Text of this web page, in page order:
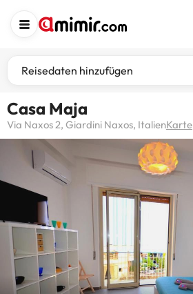
Reisedaten hinzufügen
Casa Maja
Via Naxos 2, Giardini Naxos, ItalienKarte